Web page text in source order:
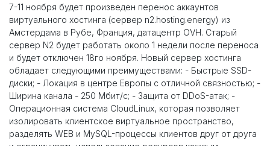
7-11 ноября будет произведен перенос аккаунтов
виртуального хостинга (сервер n2.hosting.energy) из
Амстердама в Рубе, Франция, датацентр OVH. Старый
сервер N2 будет работать около 1 недели после переноса
и будет отключен 18го ноября. Новый сервер хостинга
обладает следующими преимуществами: - Быстрые SSD-
диски; - Локация в центре Европы с отличной связностью; -
Ширина канала - 250 Мбит/с; - Защита от DDoS-атак; -
Операционная система CloudLinux, которая позволяет
изолировать клиентское виртуальное пространство,
разделять WEB и MySQL-процессы клиентов друг от друга